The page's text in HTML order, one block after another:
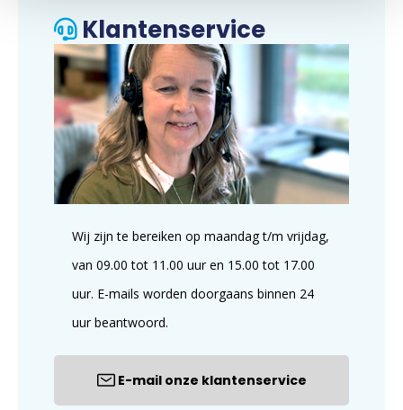
Klantenservice
Wij zijn te bereiken op maandag t/m vrijdag,
van 09.00 tot 11.00 uur en 15.00 tot 17.00
uur. E-mails worden doorgaans binnen 24
uur beantwoord.
E-mail onze klantenservice